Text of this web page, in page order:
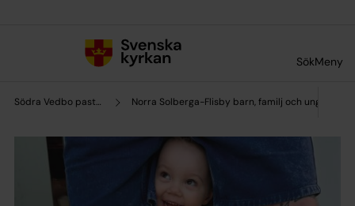
SökMeny
Södra Vedbo pastorat Norra Solberga-Flisby barn, familj och ungdom